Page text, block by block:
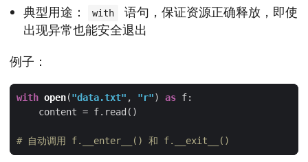
典型用途：
with
语句，保证资源正确释放，即使
出现异常也能安全退出
例子：
with open("data.txt" , "r") as
# 自动调用 f.__enter__() 和 f.__exit__()